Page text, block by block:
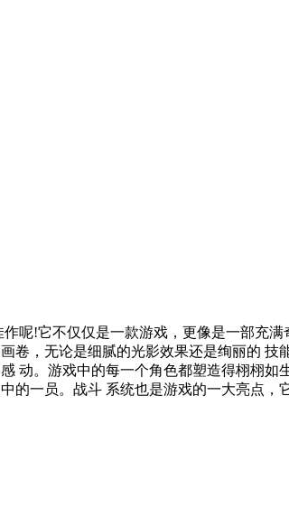
作呢!它不仅仅是一款游戏，更像是一部
卷，无论是细腻的光影效果还是绚丽的
动。游戏中的每一个角色都塑造得栩栩
的一员。战斗 系统也是游戏的一大亮点